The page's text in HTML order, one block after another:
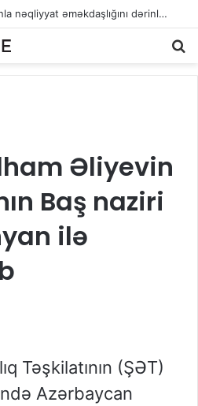
Səfir: Azərbaycan Omanla nəqliyyat əməkdaşlığını dərinləşdirməyə hazırdır
Əliyevin
Baş naziri
ilə
Təşkilatının (ŞƏT)
Azərbaycan